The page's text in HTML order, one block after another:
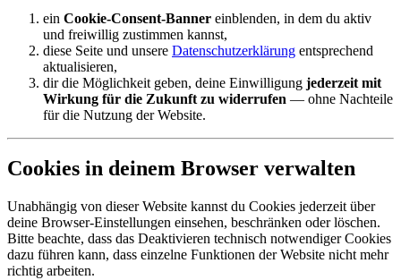
ein Cookie-Consent-Banner einblenden, in dem du aktiv
und freiwillig zustimmen kannst,
diese Seite und unsere Datenschutzerklärung entsprechend
aktualisieren,
dir die Möglichkeit geben, deine Einwilligung jederzeit mit
Wirkung für die Zukunft zu widerrufen — ohne Nachteile
für die Nutzung der Website.
Cookies in deinem Browser verwalten
Unabhängig von dieser Website kannst du Cookies jederzeit über
deine Browser-Einstellungen einsehen, beschränken oder löschen.
Bitte beachte, dass das Deaktivieren technisch notwendiger Cookies
dazu führen kann, dass einzelne Funktionen der Website nicht mehr
richtig arbeiten.